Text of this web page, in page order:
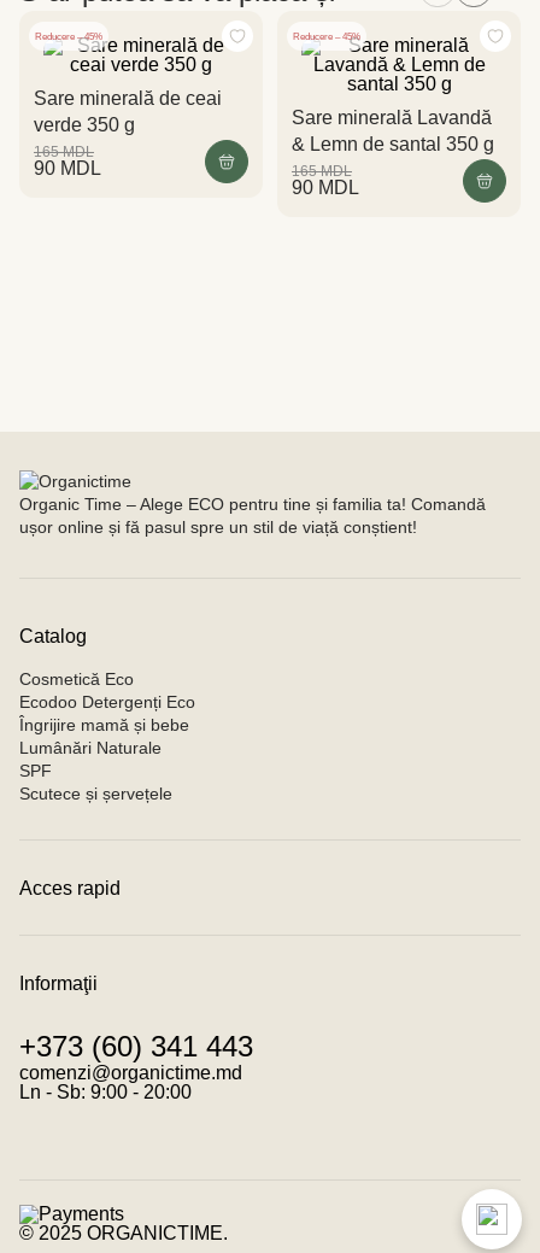
Reducere – 45%
Sare minerală de ceai
verde 350 g
165MDL
90 MDL
Reducere – 45%
Sare minerală Lavandă
& Lemn de santal 350 g
165MDL
90 MDL
Organic Time – Alege ECO pentru tine și familia ta! Comandă
ușor online și fă pasul spre un stil de viață conștient!
Catalog
Cosmetică Eco
Ecodoo Detergenți Eco
Îngrijire mamă și bebe
Lumânări Naturale
SPF
Scutece și șervețele
Acces rapid
Condiții de livrare
Program de loialitate
Informaţii
Despre cookies
Termeni și condiții
Politica de confidențialitate
+373 (60) 341 443
comenzi@organictime.md
Ln - Sb: 9:00 - 20:00
© 2025 ORGANICTIME.